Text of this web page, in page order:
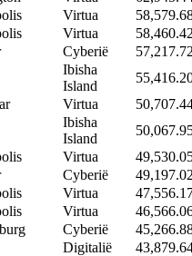
Virtua
Virtua
Cyberië
Ibisha
Island
Virtua
Ibisha
Island
Virtua
Cyberië
Virtua
Virtua
Cyberië
Digitalië